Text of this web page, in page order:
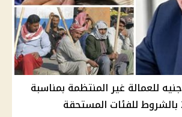
صرف منحة 1500جنيه للعمالة غير المنتظمة بمناسبة